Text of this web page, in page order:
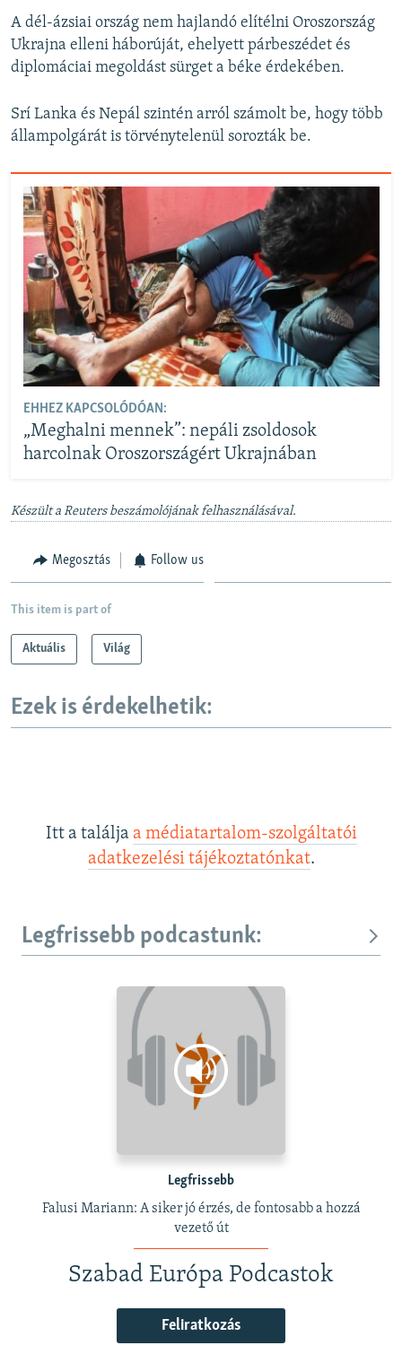
A dél-ázsiai ország nem hajlandó elítélni Oroszország
Ukrajna elleni háborúját, ehelyett párbeszédet és
diplomáciai megoldást sürget a béke érdekében.
Srí Lanka és Nepál szintén arról számolt be, hogy több
állampolgárát is törvénytelenül sorozták be.
EHHEZ KAPCSOLÓDÓAN:
„Meghalni mennek”: nepáli zsoldosok
harcolnak Oroszországért Ukrajnában
Készült a Reuters beszámolójának felhasználásával.
Megosztás Follow us
This item is part of
Aktuális Világ
Ezek is érdekelhetik:
Itt a találja a médiatartalom-szolgáltatói
adatkezelési tájékoztatónkat.
Legfrissebb podcastunk:
Legfrissebb
Falusi Mariann: A siker jó érzés, de fontosabb a hozzá
vezető út
Szabad Európa Podcastok
Feliratkozás